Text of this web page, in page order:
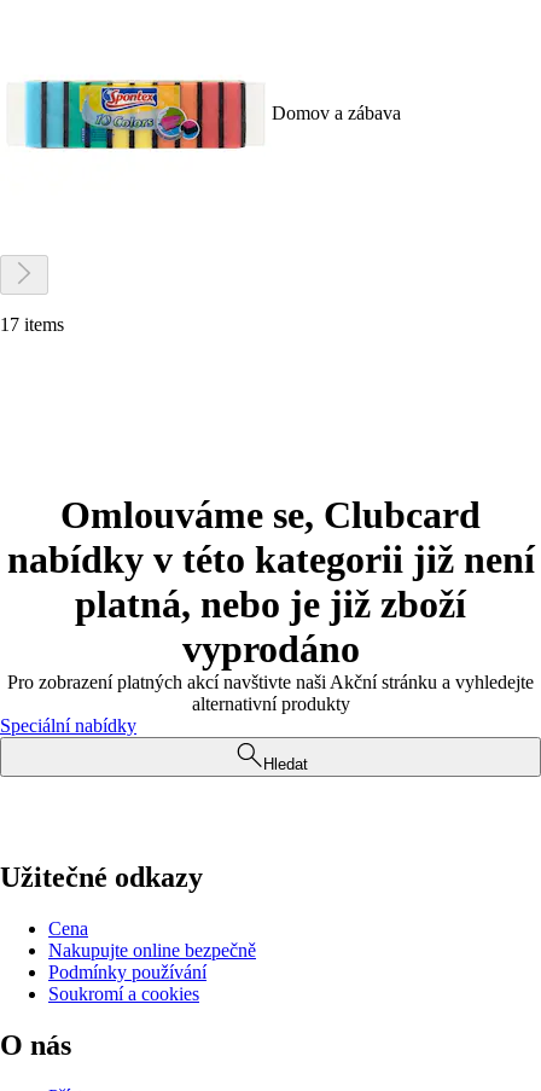
Domov a zábava
17 items
Omlouváme se, Clubcard
nabídky v této kategorii již není
platná, nebo je již zboží
vyprodáno
Pro zobrazení platných akcí navštivte naši Akční stránku a vyhledejte
alternativní produkty
Speciální nabídky
Hledat
Užitečné odkazy
Cena
Nakupujte online bezpečně
Podmínky používání
Soukromí a cookies
O nás